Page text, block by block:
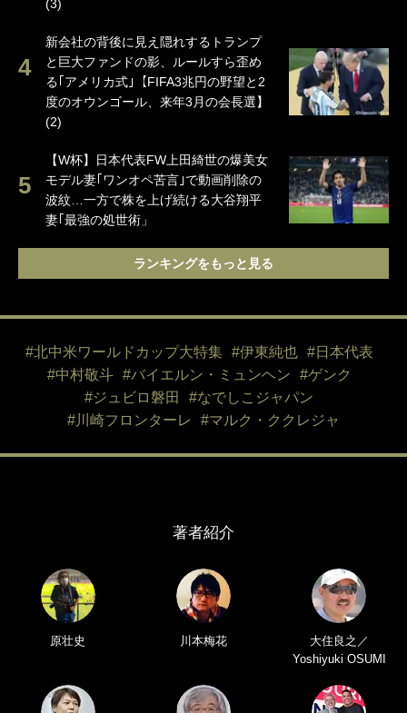
(3)
新会社の背後に見え隠れするトランプ
と巨大ファンドの影、ルールすら歪め
る｢アメリカ式｣【FIFA3兆円の野望と2
度のオウンゴール、来年3月の会長選】
(2)
【W杯】日本代表FW上田綺世の爆美女
モデル妻｢ワンオペ苦言｣で動画削除の
波紋…一方で株を上げ続ける大谷翔平
妻｢最強の処世術」
ランキングをもっと見る
#北中米ワールドカップ大特集 #伊東純也
#日本代表
#中村敬斗
#バイエルン・ミュンヘン
#ゲンク
#ジュビロ磐田
#なでしこジャパン
#川崎フロンターレ
#マルク・ククレジャ
著者紹介
原壮史 川本梅花
大住良之／
Yoshiyuki OSUMI